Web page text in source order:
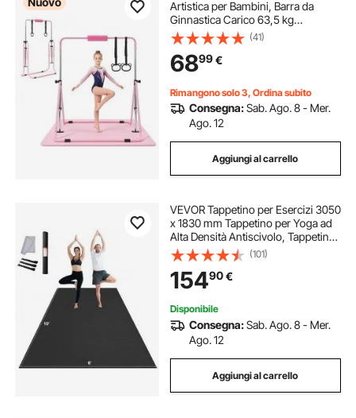
Artistica per Bambini, Barra da
Ginnastica Carico 63,5 kg
Pieghevole Altezza Regolabile
Allenamento Esercizio per Casa,
Telaio in Acciaio al Carbonio, con
Tappetino
(41)
6899€
Rimangono solo 3, Ordina subito
Consegna:Sab. Ago. 8 - Mer.
Ago. 12
Aggiungi al carrello
VEVOR Tappetino per Esercizi 3050
x 1830 mm Tappetino per Yoga ad
Alta Densità Antiscivolo, Tappetino
per Fitness Esercizi con Borsa e
Tracolla, per Tutti Tipi di Yoga a
Casa, Allenamento a Terra
(101)
15490€
Disponibile
Consegna:Sab. Ago. 8 - Mer.
Ago. 12
Aggiungi al carrello